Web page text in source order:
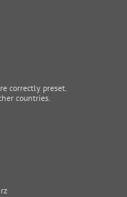
correctly preset.
countries.